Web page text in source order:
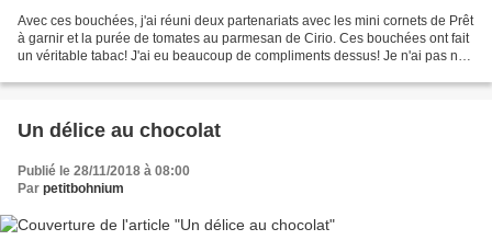
Avec ces bouchées, j'ai réuni deux partenariats avec les mini cornets de Prêt
à garnir et la purée de tomates au parmesan de Cirio. Ces bouchées ont fait
un véritable tabac! J'ai eu beaucoup de compliments dessus! Je n'ai pas non
Un délice au chocolat
Publié le 28/11/2018 à 08:00
Par petitbohnium